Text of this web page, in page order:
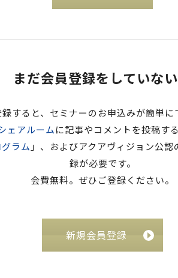
まだ会員登録をしていな
すると、セミナーのお申込みが簡単に
ェアルームに記事やコメントを投稿す
ラム 」、およびアクアヴィジョン公認
録が必要です。
会費無料。ぜひご登録ください。
新規会員登録